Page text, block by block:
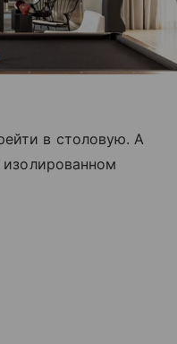
в столовую. А
изолированном